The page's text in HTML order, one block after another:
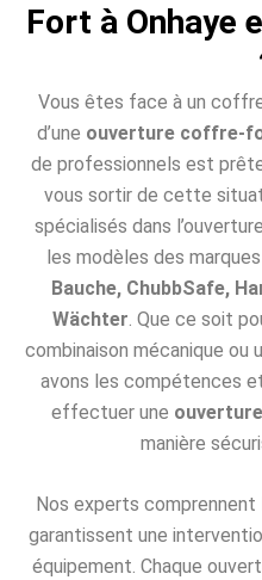
Fort à Onhaye
Vous êtes face à un
d’une ouverture coffre-
de professionnels est
vous sortir de cette
spécialisés dans
les modèles des
Bauche, ChubbSafe,
Wächter . Que ce soit
combinaison mécanique ou
avons les compétences
effectuer une
manière
Nos experts comprennent
garantissent une
équipement. Chaque